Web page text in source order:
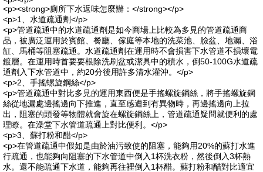
<p><strong>廁所下水返味怎麼辦：</strong></p>
<p>1、水道疏通劑</p>
<p>管道疏通中的水道疏通劑是如今商場上比較為多見的管道疏通商
品，被廣泛運用於賓館、餐廳、傢庭等本地的洗菜池、臉盆、地漏、浴
缸、馬桶等阻塞疏通。水道疏通劑在運用時不會損害下水管道不損壞電
鍍層。在運用時首要要根除洗刷盆或潔具中的積水，倒50-100G水道疏
通劑入下水管道中，約20分後用許多清水灌沖。</p>
<p>2、手搖螺旋鋼絲</p>
<p>管道疏通中對比多見的運用東西便是手搖螺旋鋼絲，將手搖螺旋鋼
絲從地漏處邊搖邊向下推進，直至感遭到有異物時，再邊搖邊向上拉
出，阻塞的頭發等物體就會旋在螺旋鋼絲上，管道疏通疑問就便利的處
理瞭。在澡堂下水管道疏通上對比便利。</p>
<p>3、蘇打粉和醋</p>
<p>在管道疏通中假如是由於油污致使的阻塞，能夠用20%的蘇打水進
行疏通，也能夠向阻塞的下水管道中倒入1杯洗衣粉，然後倒入3杯熱
水。還不能疏通下水道，能夠再往裡倒入1杯醋。蘇打粉和醋對比適宜